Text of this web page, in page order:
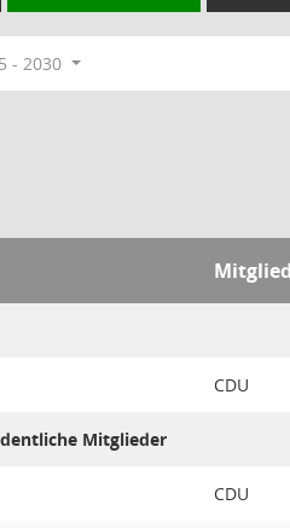
- 2030
CDU
Mitglieder
CDU